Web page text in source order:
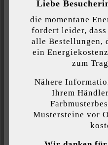
Erlebnis und Ihre Nachbarn
sind in zwei Höhen
Anforderungen
Produktgröße:
Kombiformat
Belastbarkeit:
Individuelle Cookies
Funktionalität bieten zu
Liebe
die momentane
fordert leider, dass
alle Bestellungen,
ein
zum
Nähere
Ihrem
Mustersteine vor